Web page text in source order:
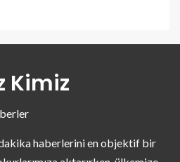
Kimiz
haberlerini en objektif bir